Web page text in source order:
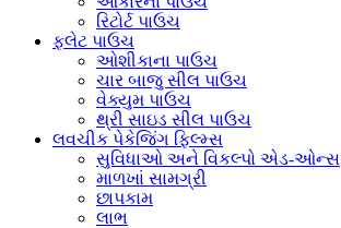
રિટોર્ટ પાઉચ
ફ્લેટ પાઉચ
ઓશીકાના પાઉચ
ચાર બાજુ સીલ પાઉચ
વેક્યુમ પાઉચ
થ્રી સાઇડ સીલ પાઉચ
લવચીક પેકેજિંગ ફિલ્મ્સ
સુવિધાઓ અને વિકલ્પો એડ-ઓન્સ
માળખાં સામગ્રી
છાપકામ
લાભ